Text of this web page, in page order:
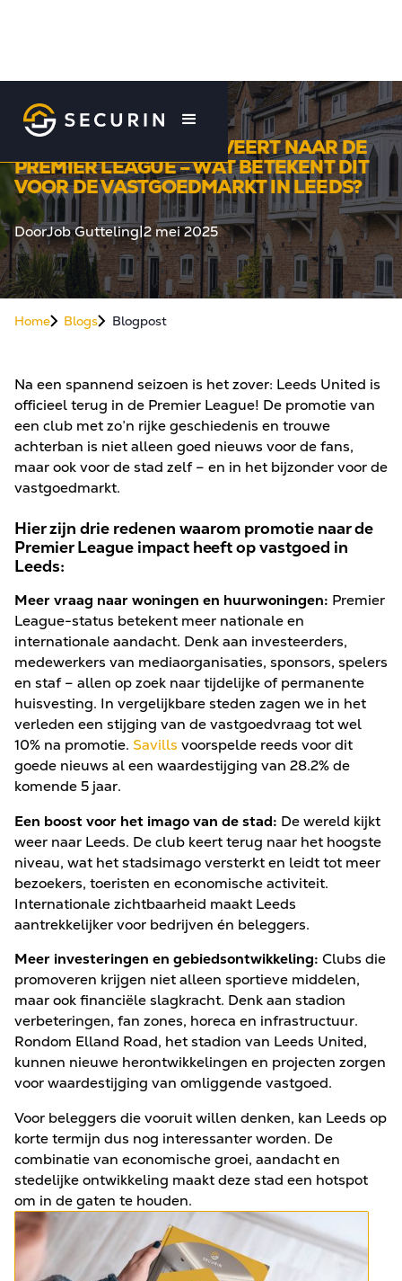
LEEDS UNITED PROMOVEERT NAAR DE
PREMIER LEAGUE – WAT BETEKENT DIT
VOOR DE VASTGOEDMARKT IN LEEDS?
DoorJob Gutteling|2 mei 2025
Home Blogs Blogpost
Na een spannend seizoen is het zover: Leeds United is
officieel terug in de Premier League! De promotie van
een club met zo’n rijke geschiedenis en trouwe
achterban is niet alleen goed nieuws voor de fans,
maar ook voor de stad zelf – en in het bijzonder voor de
vastgoedmarkt.
Hier zijn drie redenen waarom promotie naar de
Premier League impact heeft op vastgoed in
Leeds:
Meer vraag naar woningen en huurwoningen: Premier
League-status betekent meer nationale en
internationale aandacht. Denk aan investeerders,
medewerkers van mediaorganisaties, sponsors, spelers
en staf – allen op zoek naar tijdelijke of permanente
huisvesting. In vergelijkbare steden zagen we in het
verleden een stijging van de vastgoedvraag tot wel
10% na promotie. Savills voorspelde reeds voor dit
goede nieuws al een waardestijging van 28.2% de
komende 5 jaar.
Een boost voor het imago van de stad: De wereld kijkt
weer naar Leeds. De club keert terug naar het hoogste
niveau, wat het stadsimago versterkt en leidt tot meer
bezoekers, toeristen en economische activiteit.
Internationale zichtbaarheid maakt Leeds
aantrekkelijker voor bedrijven én beleggers.
Meer investeringen en gebiedsontwikkeling: Clubs die
promoveren krijgen niet alleen sportieve middelen,
maar ook financiële slagkracht. Denk aan stadion
verbeteringen, fan zones, horeca en infrastructuur.
Rondom Elland Road, het stadion van Leeds United,
kunnen nieuwe herontwikkelingen en projecten zorgen
voor waardestijging van omliggende vastgoed.
Voor beleggers die vooruit willen denken, kan Leeds op
korte termijn dus nog interessanter worden. De
combinatie van economische groei, aandacht en
stedelijke ontwikkeling maakt deze stad een hotspot
om in de gaten te houden.